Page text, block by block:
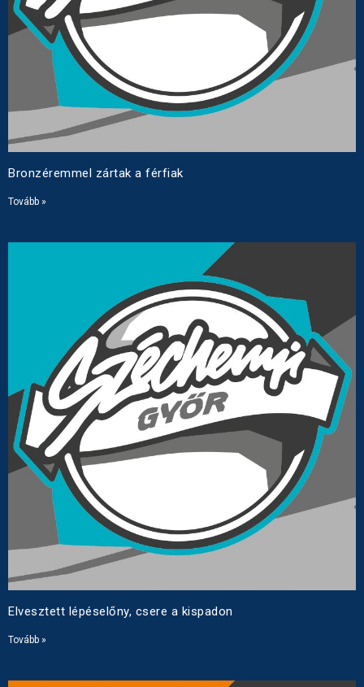
Bronzéremmel zártak a férfiak
Tovább »
Elvesztett lépéselőny, csere a kispadon
Tovább »